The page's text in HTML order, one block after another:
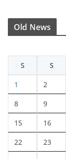
Old News
S
S
1 2
8 9
15 16
22 23